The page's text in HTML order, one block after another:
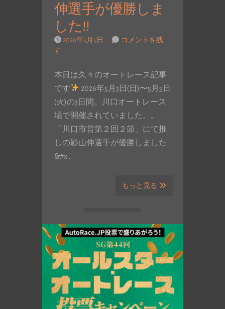
伸選手が優勝しま
した!!
2026年5月5日
コメントを残
す
本日は久々のオートレース記事
です
2026年5月3日(日)〜5月5日
(火)の3日間。川口オートレース
場で開催されていました。。
「川口市営第２回２節」にて推
しの影山伸選手が優勝しました
&#x…
もっと見る